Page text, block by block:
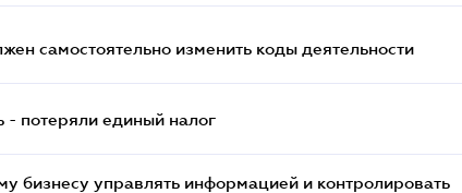
самостоятельно изменить коды деятельности
- потеряли единый налог
бизнесу управлять информацией и контролировать